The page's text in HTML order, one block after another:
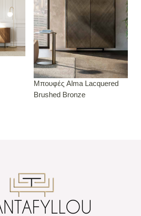
Μπουφές Alma Lacquered
Brushed Bronze